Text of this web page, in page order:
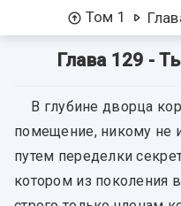
Том 1
Глава 129 -
В глубине дворца
помещение, никому не
путем переделки
котором из поколения